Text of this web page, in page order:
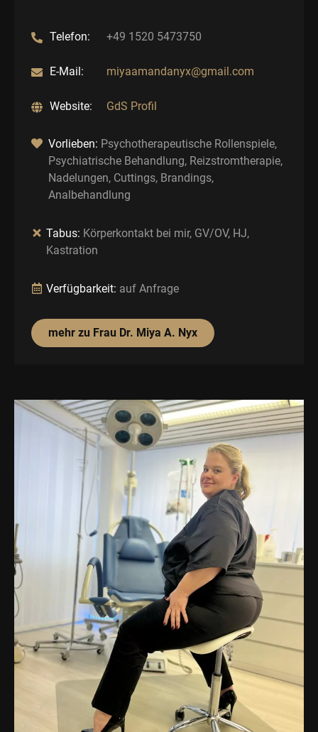
Telefon: +49 1520 5473750
E-Mail: miyaamandanyx@gmail.com
Website: GdS Profil
Vorlieben: Psychotherapeutische Rollenspiele,
Psychiatrische Behandlung, Reizstromtherapie,
Nadelungen, Cuttings, Brandings,
Analbehandlung
Tabus: Körperkontakt bei mir, GV/OV, HJ,
Kastration
Verfügbarkeit: auf Anfrage
mehr zu Frau Dr. Miya A. Nyx